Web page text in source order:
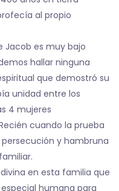
al propio
Jacob es muy bajo
hallar ninguna
que demostró su
unidad entre los
4 mujeres
cuando la prueba
y hambruna
en esta familia que
humana para